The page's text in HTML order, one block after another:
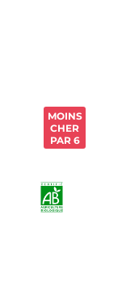
MOINS
CHER
PAR 6